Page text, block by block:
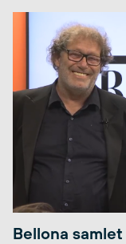
Bellona